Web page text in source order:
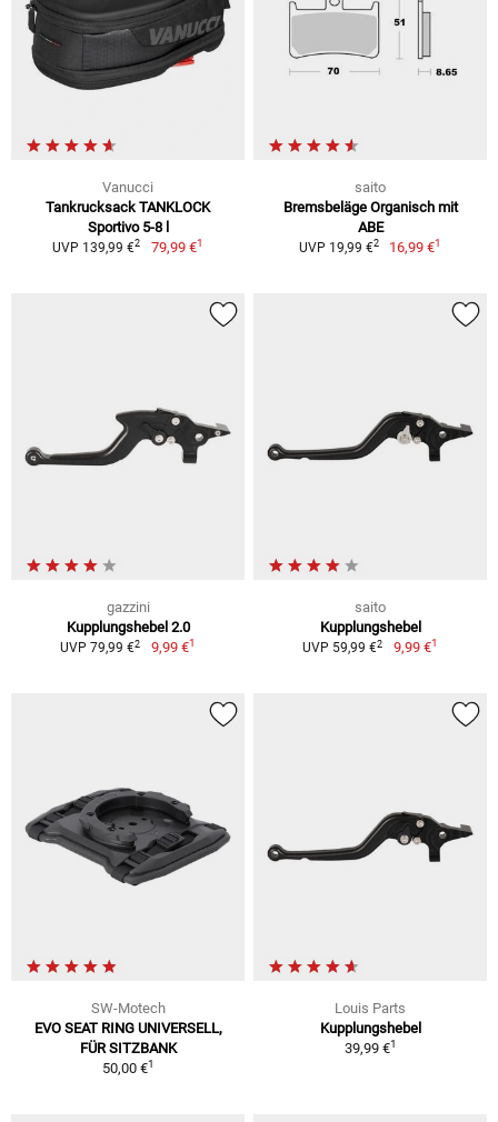
Vanucci
Tankrucksack TANKLOCK
Sportivo 5-8 l
UVP 139,99 €2 79,99 €1
saito
Bremsbeläge Organisch mit
ABE
UVP 19,99 €2 16,99 €1
gazzini
Kupplungshebel 2.0
UVP 79,99 €2 9,99 €1
saito
Kupplungshebel
UVP 59,99 €2 9,99 €1
SW-Motech
EVO SEAT RING UNIVERSELL,
FÜR SITZBANK
50,00 €1
Louis Parts
Kupplungshebel
39,99 €1